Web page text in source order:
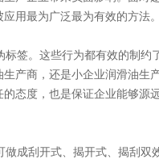
用最为广泛最为有效的方法。
签。这些行为都有效的制约
产商，还是小企业润滑油生
态度，也是保证企业能够源
成刮开式、揭开式、揭刮双